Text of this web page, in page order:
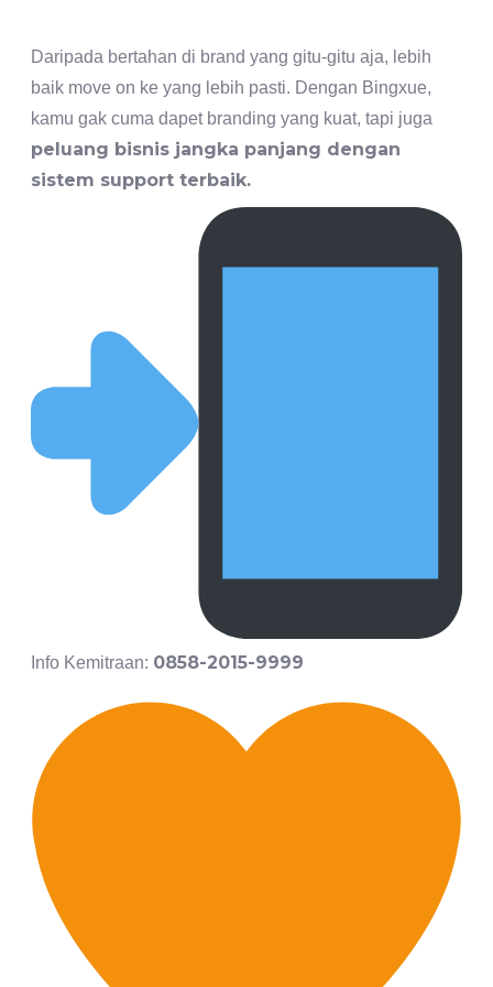
Daripada bertahan di brand yang gitu-gitu aja, lebih
baik move on ke yang lebih pasti. Dengan Bingxue,
kamu gak cuma dapet branding yang kuat, tapi juga
peluang bisnis jangka panjang dengan
sistem support terbaik.
Info Kemitraan: 0858-2015-9999